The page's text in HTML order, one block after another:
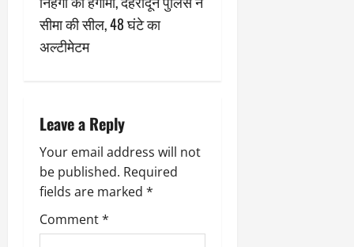
v
i
a
t
i
o
सीमा की सील, 48 घंटे का
अल्टीमेटम
Leave a Reply
Your email address will not
be published. Required
fields are marked *
Comment*